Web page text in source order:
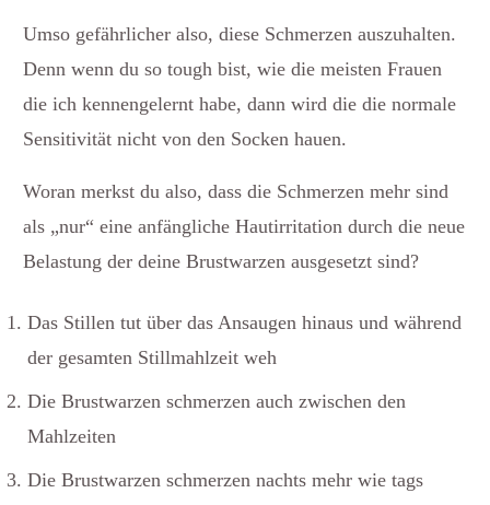
Umso gefährlicher also, diese Schmerzen auszuhalten.
Denn wenn du so tough bist, wie die meisten Frauen
die ich kennengelernt habe, dann wird die die normale
Sensitivität nicht von den Socken hauen.
Woran merkst du also, dass die Schmerzen mehr sind
als „nur“ eine anfängliche Hautirritation durch die neue
Belastung der deine Brustwarzen ausgesetzt sind?
Das Stillen tut über das Ansaugen hinaus und während
der gesamten Stillmahlzeit weh
Die Brustwarzen schmerzen auch zwischen den
Mahlzeiten
Die Brustwarzen schmerzen nachts mehr wie tags